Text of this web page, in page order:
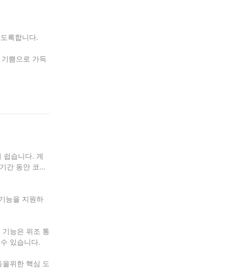
록합니다.
쁨으로 가득
쉽습니다. 게
간 동안 코인
능을 지원하
능은 위조 통
있습니다.
위한 핵심 도